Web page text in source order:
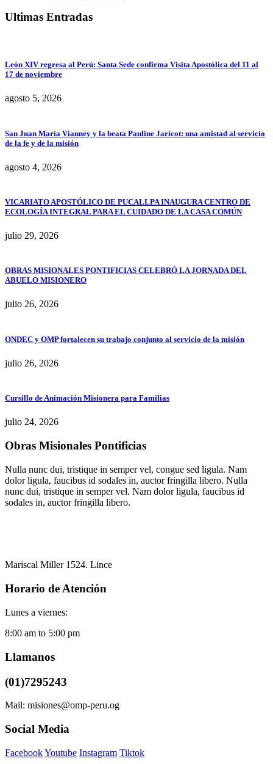
Ultimas Entradas
León XIV regresa al Perú: Santa Sede confirma Visita Apostólica del 11 al
17 de noviembre
agosto 5, 2026
San Juan María Vianney y la beata Pauline Jaricot: una amistad al servicio
de la fe y de la misión
agosto 4, 2026
VICARIATO APOSTÓLICO DE PUCALLPA INAUGURA CENTRO DE
ECOLOGÍA INTEGRAL PARA EL CUIDADO DE LA CASA COMÚN
julio 29, 2026
OBRAS MISIONALES PONTIFICIAS CELEBRÓ LA JORNADA DEL
ABUELO MISIONERO
julio 26, 2026
ONDEC y OMP fortalecen su trabajo conjunto al servicio de la misión
julio 26, 2026
Cursillo de Animación Misionera para Familias
julio 24, 2026
Obras Misionales Pontificias
Nulla nunc dui, tristique in semper vel, congue sed ligula. Nam
dolor ligula, faucibus id sodales in, auctor fringilla libero. Nulla
nunc dui, tristique in semper vel. Nam dolor ligula, faucibus id
sodales in, auctor fringilla libero.
Mariscal Miller 1524. Lince
Horario de Atención
Lunes a viernes:
8:00 am to 5:00 pm
Llamanos
(01)7295243
Mail: misiones@omp-peru.og
Social Media
FacebookYoutube Instagram Tiktok